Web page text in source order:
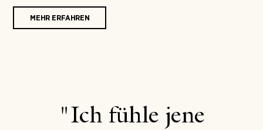
MEHR ERFAHREN
"Ich fühle jene